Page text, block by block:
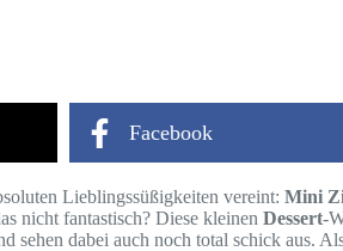
Facebook
Lieblingssüßigkeiten vereint: Mini
nicht fantastisch? Diese kleinen Dessert-
dabei auch noch total schick aus.